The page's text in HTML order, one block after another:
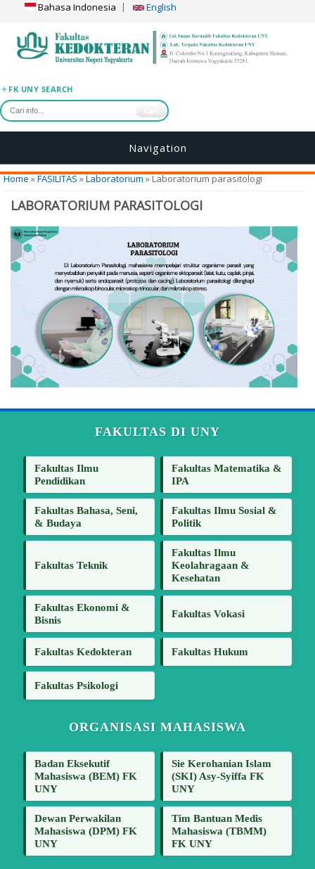
Bahasa Indonesia English
FK UNY SEARCH
Navigation
You are here
Home »FASILITAS »Laboratorium » Laboratorium parasitologi
LABORATORIUM PARASITOLOGI
FAKULTAS DI UNY
Fakultas Ilmu
Pendidikan
Fakultas Matematika &
IPA
Fakultas Bahasa, Seni,
& Budaya
Fakultas Ilmu Sosial &
Politik
Fakultas Teknik
Fakultas Ilmu
Keolahragaan &
Kesehatan
Fakultas Ekonomi &
Bisnis
Fakultas Vokasi
Fakultas Kedokteran Fakultas Hukum
Fakultas Psikologi
ORGANISASI MAHASISWA
Badan Eksekutif
Mahasiswa (BEM) FK
UNY
Sie Kerohanian Islam
(SKI) Asy-Syiffa FK
UNY
Dewan Perwakilan
Mahasiswa (DPM) FK
UNY
Tim Bantuan Medis
Mahasiswa (TBMM)
FK UNY